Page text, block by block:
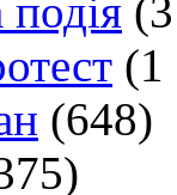
(1
(648)